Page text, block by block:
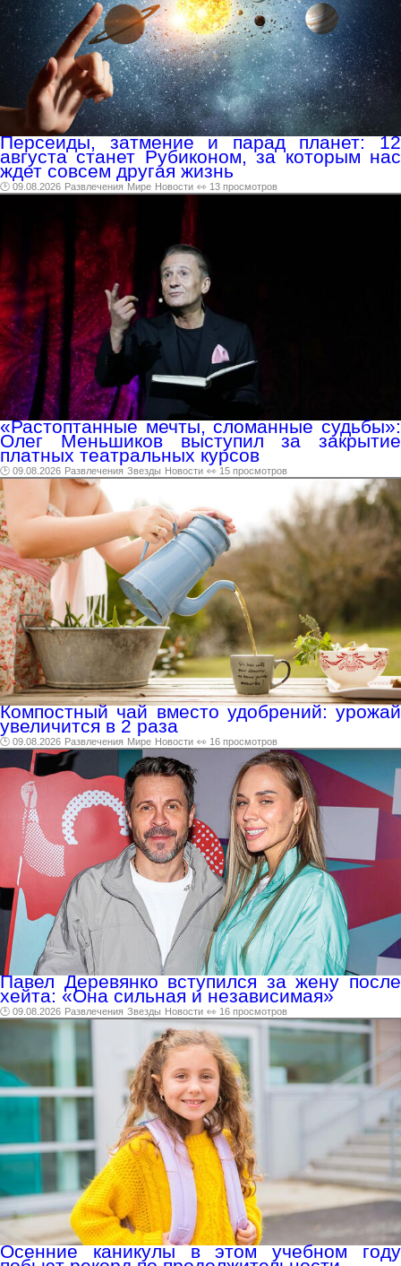
Персеиды, затмение и парад планет: 12
августа станет Рубиконом, за которым нас
ждет совсем другая жизнь
🕑 09.08.2026 Развлечения Мире Новости 👀 13 просмотров
«Растоптанные мечты, сломанные судьбы»:
Олег Меньшиков выступил за закрытие
платных театральных курсов
🕑 09.08.2026 Развлечения Звезды Новости 👀 15 просмотров
Компостный чай вместо удобрений: урожай
увеличится в 2 раза
🕑 09.08.2026 Развлечения Мире Новости 👀 16 просмотров
Павел Деревянко вступился за жену после
хейта: «Она сильная и независимая»
🕑 09.08.2026 Развлечения Звезды Новости 👀 16 просмотров
Осенние каникулы в этом учебном году